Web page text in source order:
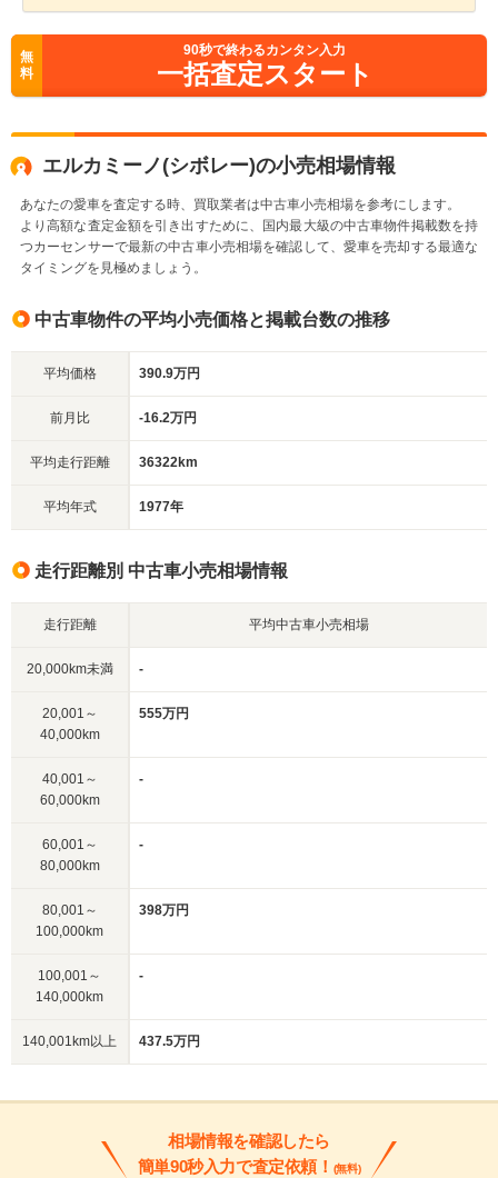
無
料
90秒で終わるカンタン入力
一括査定スタート
エルカミーノ(シボレー)の小売相場情報
あなたの愛車を査定する時、買取業者は中古車小売相場を参考にします。
より高額な査定金額を引き出すために、国内最大級の中古車物件掲載数を持
つカーセンサーで最新の中古車小売相場を確認して、愛車を売却する最適な
タイミングを見極めましょう。
中古車物件の平均小売価格と掲載台数の推移
平均価格 390.9万円
前月比 -16.2万円
平均走行距離 36322km
平均年式 1977年
走行距離別 中古車小売相場情報
走行距離 平均中古車小売相場
20,000km未満 -
20,001～
40,000km
555万円
40,001～
60,000km
-
60,001～
80,000km
-
80,001～
100,000km
398万円
100,001～
140,000km
-
140,001km以上 437.5万円
相場情報を確認したら
簡単90秒入力で査定依頼！ (無料)